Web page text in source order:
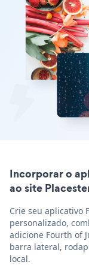
Incorporar o
ao site
Crie seu aplicativo
personalizado,
adicione Fourth of
barra lateral,
local.